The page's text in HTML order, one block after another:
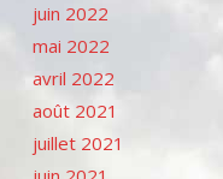
juin 2022
mai 2022
avril 2022
août 2021
juillet 2021